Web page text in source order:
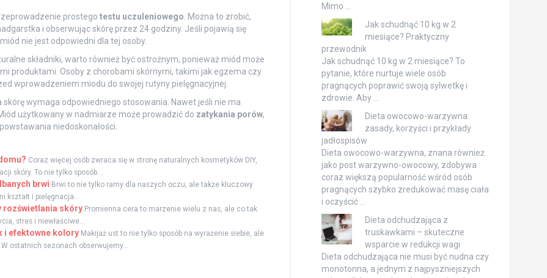
prostego testu uczuleniowego . Można to zrobić,
i obserwując skórę przez 24 godziny. Jeśli pojawią się
nie jest odpowiedni dla tej osoby.
składniki, warto również być ostrożnym, ponieważ miód może
produktami. Osoby z chorobami skórnymi, takimi jak egzema czy
wprowadzeniem miodu do swojej rutyny pielęgnacyjnej.
wymaga odpowiedniego stosowania. Nawet jeśli nie ma
użytkowany w nadmiarze może prowadzić do zatykania porów,
niedoskonałości.
Coraz więcej osób zwraca się w stronę naturalnych kosmetyków DIY,
skóry. To nie tylko sposób...
brwi Brwi to nie tylko ramy dla naszych oczu, ale także kluczowy
i pielęgnacja...
rozświetlania skóry Promienna cera to marzenie wielu z nas, ale co tak
stres i niewłaściwe...
i efektowne kolory Makijaż ust to nie tylko sposób na wyrażenie siebie, ale
ostatnich sezonach obserwujemy...
Mimo …
Jak schudnąć 10 kg w 2
miesiące? Praktyczny
przewodnik
Jak schudnąć 10 kg w 2 miesiące? To
pytanie, które nurtuje wiele osób
pragnących poprawić swoją sylwetkę i
zdrowie. Aby …
Dieta owocowo-warzywna:
zasady, korzyści i przykłady
jadłospisów
Dieta owocowo-warzywna, znana również
jako post warzywno-owocowy, zdobywa
coraz większą popularność wśród osób
pragnących szybko zredukować masę ciała
i oczyścić …
Dieta odchudzająca z
truskawkami – skuteczne
wsparcie w redukcji wagi
Dieta odchudzająca nie musi być nudna czy
monotonna, a jednym z najpyszniejszych